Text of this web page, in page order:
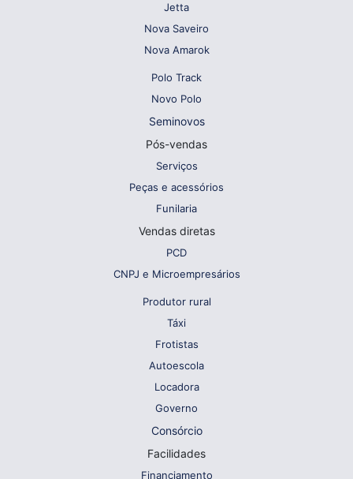
Jetta
Nova Saveiro
Nova Amarok
Polo Track
Novo Polo
Seminovos
Pós-vendas
Serviços
Peças e acessórios
Funilaria
Vendas diretas
PCD
CNPJ e Microempresários
Produtor rural
Táxi
Frotistas
Autoescola
Locadora
Governo
Consórcio
Facilidades
Financiamento